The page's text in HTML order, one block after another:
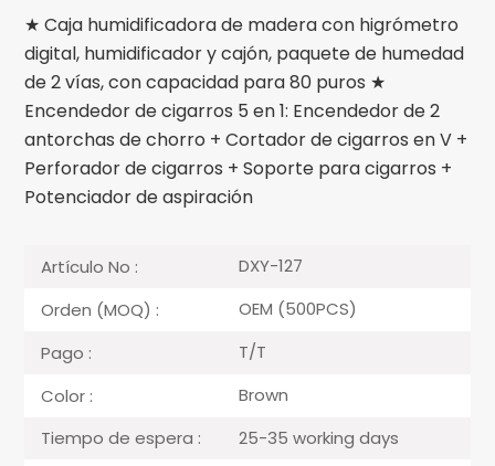
★ Caja humidificadora de madera con higrómetro
digital, humidificador y cajón, paquete de humedad
de 2 vías, con capacidad para 80 puros ★
Encendedor de cigarros 5 en 1: Encendedor de 2
antorchas de chorro + Cortador de cigarros en V +
Perforador de cigarros + Soporte para cigarros +
Potenciador de aspiración
Artículo No :
DXY-127
Orden (MOQ) :
OEM (500PCS)
Pago :
T/T
Color :
Brown
Tiempo de espera :
25-35 working days